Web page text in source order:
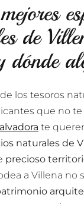
de
dónde
los tesoros
que no
te
naturales de
precioso
a Villena no